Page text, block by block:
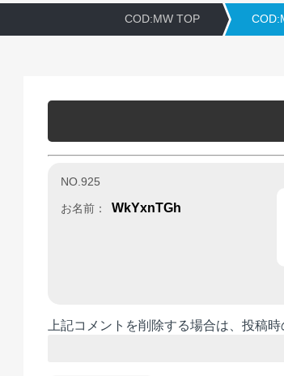
COD:MW TOP
NO.925
お名前： WkYxnTGh
上記コメントを削除する場合は、投稿